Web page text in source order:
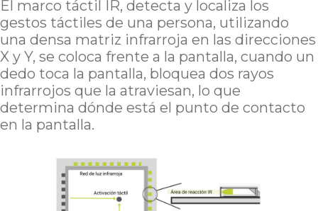
El marco táctil IR, detecta y localiza los
gestos táctiles de una persona, utilizando
una densa matriz infrarroja en las direcciones
X y Y, se coloca frente a la pantalla, cuando un
dedo toca la pantalla, bloquea dos rayos
infrarrojos que la atraviesan, lo que
determina dónde está el punto de contacto
en la pantalla.